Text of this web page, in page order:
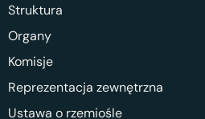
Struktura
Organy
Komisje
Reprezentacja zewnętrzna
Ustawa o rzemiośle